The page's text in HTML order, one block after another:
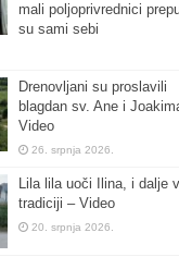
mali poljoprivrednici
su sami sebi
Drenovljani su proslavili
blagdan sv. Ane i
Video
26. srpnja 2026.
Lila lila uoči Ilina, i dalje
tradiciji – Video
20. srpnja 2026.